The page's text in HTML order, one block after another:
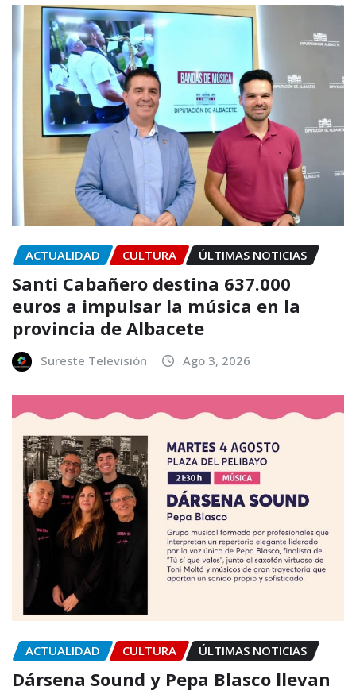
ACTUALIDAD CULTURA ÚLTIMAS NOTICIAS
Santi Cabañero destina 637.000
euros a impulsar la música en la
provincia de Albacete
Sureste Televisión Ago 3, 2026
ACTUALIDAD CULTURA ÚLTIMAS NOTICIAS
Dársena Sound y Pepa Blasco llevan